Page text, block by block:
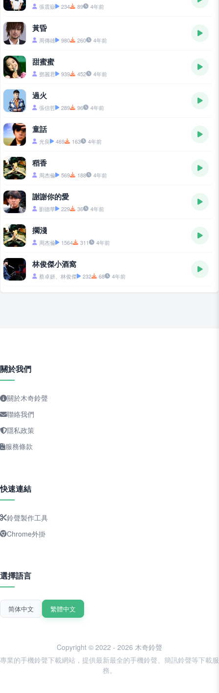
張震嶽 234 89 4年前
黃昏
周傳雄 980 260 4年前
甜蜜蜜
鄧麗君 939 452 4年前
過火
張信哲 289 96 4年前
童話
光良 469 163 4年前
稻香
周杰倫 569 188 4年前
謝謝你的愛
劉德華 229 36 4年前
擱淺
周杰倫 1564 311 4年前
林俊傑小酒窩
蔡卓妍、林俊傑 232 68 4年前
關於我們
關於木奇鈴聲
聯絡我們
隱私政策
服務條款
快速連結
鈴聲製作工具
Chrome外掛
選擇語言
简体中文 繁體中文
Copyright © 2022 - 2026 木奇鈴聲
專業的手機鈴聲下載網站，提供最新最全的手機鈴聲、簡訊鈴聲等下載服
務。